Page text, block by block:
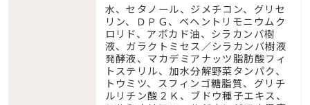
水、セタノール、ジメチコン、グリセ
リン、ＤＰＧ、ベヘントリモニウムク
ロリド、アボカド油、シラカンバ樹
液、ガラクトミセス／シラカンバ樹液
発酵液、マカデミアナッツ脂肪酸フィ
トステリル、加水分解野菜タンパク、
トウミツ、スフィンゴ糖脂質、グリチ
ルリチン酸２Ｋ、ブドウ種子エキス、